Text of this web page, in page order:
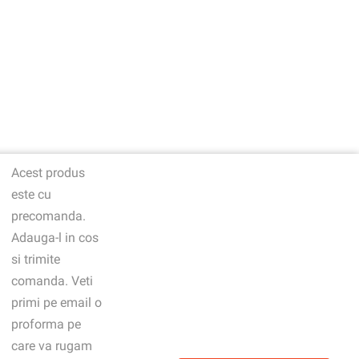
Acest produs
este cu
precomanda.
Adauga-l in cos
si trimite
comanda. Veti
primi pe email o
proforma pe
care va rugam